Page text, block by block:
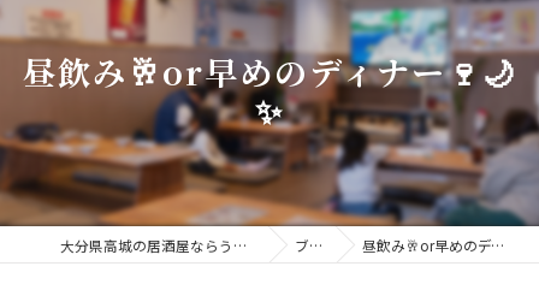
昼飲み🥂or早めのディナー🍷🌙
✨
大分県高城の居酒屋ならうまか家 夢なりち ブログ 昼飲み🥂or早めのディナー🍷🌙✨